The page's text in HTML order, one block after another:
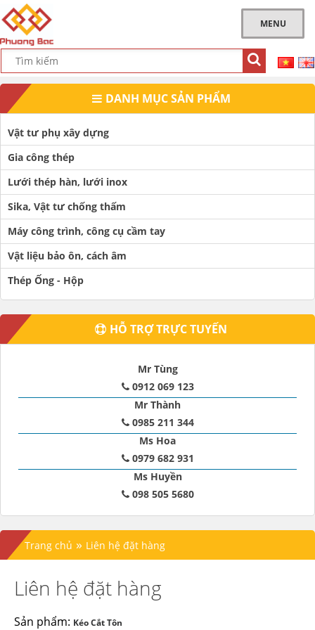
MENU
DANH MỤC SẢN PHẨM
Vật tư phụ xây dựng
Gia công thép
Lưới thép hàn, lưới inox
Sika, Vật tư chống thấm
Máy công trình, công cụ cầm tay
Vật liệu bảo ôn, cách âm
Thép Ống - Hộp
HỖ TRỢ TRỰC TUYẾN
Mr Tùng
0912 069 123
Mr Thành
0985 211 344
Ms Hoa
0979 682 931
Ms Huyền
098 505 5680
Trang chủ » Liên hệ đặt hàng
Liên hệ đặt hàng
Sản phẩm: Kéo Cắt Tôn